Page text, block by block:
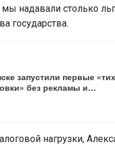
мы надавали столько
государства.
запустили первые
без рекламы и…
нагрузки,